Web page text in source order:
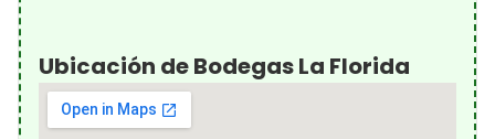
Ubicación de Bodegas La Florida